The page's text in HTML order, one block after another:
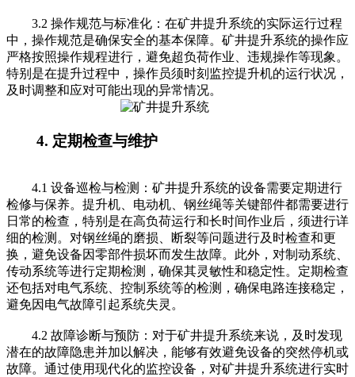
3.2 操作规范与标准化：在矿井提升系统的实际运行过程
中，操作规范是确保安全的基本保障。矿井提升系统的操作应
严格按照操作规程进行，避免超负荷作业、违规操作等现象。
特别是在提升过程中，操作员须时刻监控提升机的运行状况，
及时调整和应对可能出现的异常情况。
4. 定期检查与维护
4.1 设备巡检与检测：矿井提升系统的设备需要定期进行
检修与保养。提升机、电动机、钢丝绳等关键部件都需要进行
日常的检查，特别是在高负荷运行和长时间作业后，须进行详
细的检测。对钢丝绳的磨损、断裂等问题进行及时检查和更
换，避免设备因零部件损坏而发生故障。此外，对制动系统、
传动系统等进行定期检测，确保其灵敏性和稳定性。定期检查
还包括对电气系统、控制系统等的检测，确保电路连接稳定，
避免因电气故障引起系统失灵。
4.2 故障诊断与预防：对于矿井提升系统来说，及时发现
潜在的故障隐患并加以解决，能够有效避免设备的突然停机或
故障。通过使用现代化的监控设备，对矿井提升系统进行实时